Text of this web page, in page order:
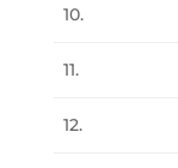
10.
11.
12.